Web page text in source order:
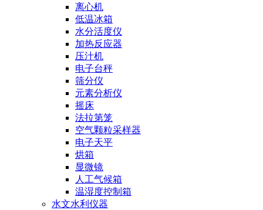
离心机
低温冰箱
水分活度仪
加热反应器
压汁机
电子台秤
筛分仪
元素分析仪
摇床
法拉第笼
空气颗粒采样器
电子天平
烘箱
显微镜
人工气候箱
温湿度控制箱
水文水利仪器